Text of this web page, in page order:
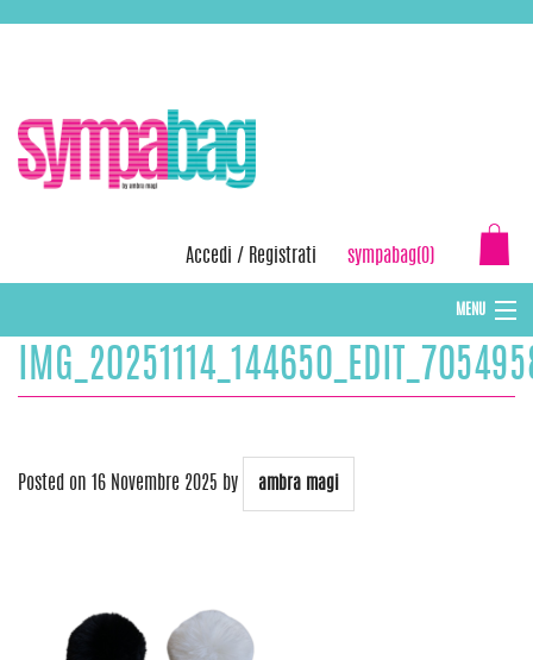
Accedi / Registrati sympabag(0)
MENU
CAPPELLI INVERNALI DONNA
Posted on 16 Novembre 2025 by ambra magi